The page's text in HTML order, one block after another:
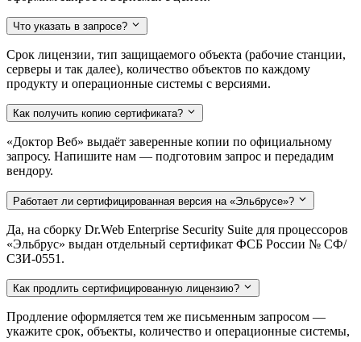
Что указать в запросе?
Срок лицензии, тип защищаемого объекта (рабочие станции,
серверы и так далее), количество объектов по каждому
продукту и операционные системы с версиями.
Как получить копию сертификата?
«Доктор Веб» выдаёт заверенные копии по официальному
запросу. Напишите нам — подготовим запрос и передадим
вендору.
Работает ли сертифицированная версия на «Эльбрусе»?
Да, на сборку Dr.Web Enterprise Security Suite для процессоров
«Эльбрус» выдан отдельный сертификат ФСБ России № СФ/
СЗИ-0551.
Как продлить сертифицированную лицензию?
Продление оформляется тем же письменным запросом —
укажите срок, объекты, количество и операционные системы,